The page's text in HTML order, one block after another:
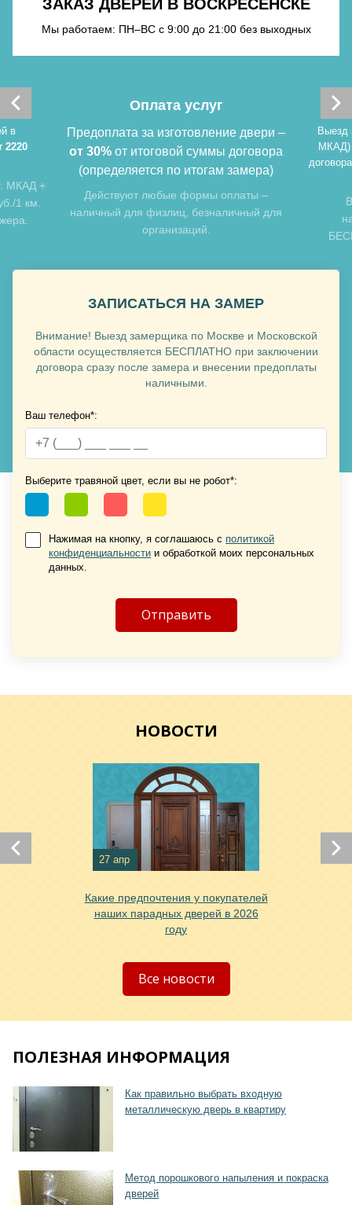
Хочу такую
Хочу такую
Хочу такую
ЗАКАЗ ДВЕРЕЙ В ВОСКРЕСЕНСКЕ
Мы работаем: ПН–ВС с 9:00 до 21:00 без выходных
в
2220
МКАД +
1 км.
Оплата услуг
Предоплата за изготовление двери –
от 30% от итоговой суммы договора
(определяется по итогам замера)
Действуют любые формы оплаты –
наличный для физлиц, безналичный для
организаций.
Выезд
ЗАПИСАТЬСЯ НА ЗАМЕР
Внимание! Выезд замерщика по Москве и Московской
области осуществляется БЕСПЛАТНО при заключении
договора сразу после замера и внесении предоплаты
наличными.
Ваш телефон*:
Выберите травяной цвет, если вы не робот*:
Нажимая на кнопку, я соглашаюсь с политикой
конфиденциальности и обработкой моих персональных
данных.
НОВОСТИ
27 апр
Какие предпочтения у покупателей
наших парадных дверей в 2026
году
Все новости
ПОЛЕЗНАЯ ИНФОРМАЦИЯ
Как правильно выбрать входную
металлическую дверь в квартиру
Метод порошкового напыления и покраска
дверей